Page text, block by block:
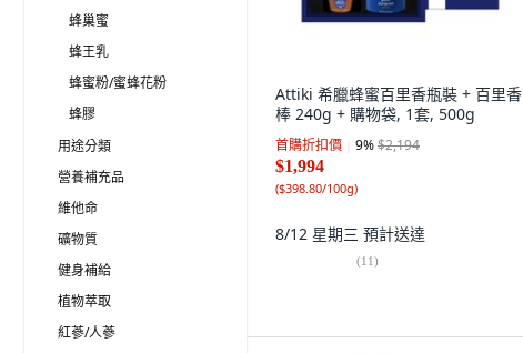
蜂巢蜜
蜂王乳
蜂蜜粉/蜜蜂花粉
蜂膠
用途分類
營養補充品
維他命
礦物質
健身補給
植物萃取
紅蔘/人蔘
Attiki 希臘蜂蜜百里香瓶裝 + 百里香
棒 240g + 購物袋, 1套, 500g
首購折扣價 9%$2,194
$1,994
($398.80/100g)
8/12 星期三 預計送達
(11)